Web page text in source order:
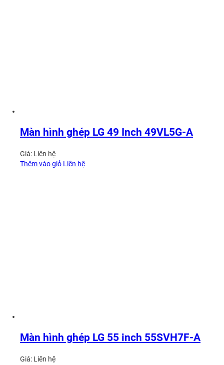
Màn hình ghép LG 49 Inch 49VL5G-A
Giá: Liên hệ
Thêm vào giỏ Liên hệ
Màn hình ghép LG 55 inch 55SVH7F-A
Giá: Liên hệ